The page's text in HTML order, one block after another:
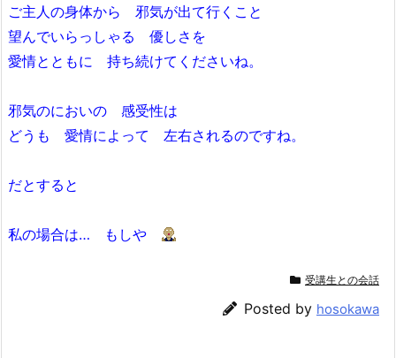
ご主人の身体から 邪気が出て行くこと
望んでいらっしゃる 優しさを
愛情とともに 持ち続けてくださいね。
邪気のにおいの 感受性は
どうも 愛情によって 左右されるのですね。
だとすると
私の場合は… もしや
受講生との会話
Posted by hosokawa